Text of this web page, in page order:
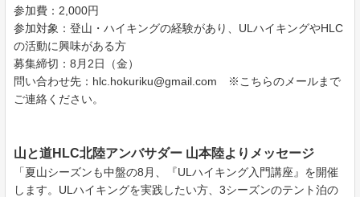
参加費：2,000円
参加対象：登山・ハイキングの経験があり、ULハイキングやHLC
の活動に興味がある方
募集締切：8月2日（金）
問い合わせ先：hlc.hokuriku@gmail.com ※こちらのメールまで
ご連絡ください。
山と道HLC北陸アンバサダー 山本陸よりメッセージ
「夏山シーズンも中盤の8月、『ULハイキング入門講座』を開催
します。ULハイキングを実践したい方、3シーズンのテント泊の